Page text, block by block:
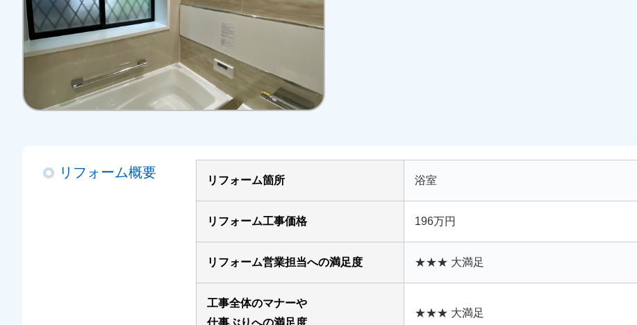
リフォーム概要
リフォーム箇所 浴室
リフォーム工事価格 196万円
リフォーム営業担当への満足度 ★★★ 大満足
工事全体のマナーや
★★★ 大満足